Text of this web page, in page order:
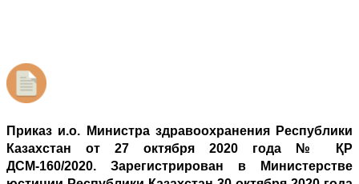
Приказ и.о. Министра здравоохранения Республики
Казахстан от 27 октября 2020 года № ҚР
ДСМ-160/2020. Зарегистрирован в Министерстве